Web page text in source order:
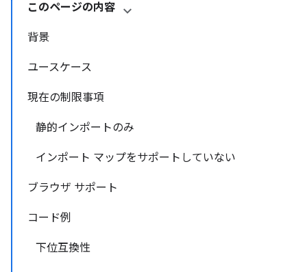
このページの内容
背景
ユースケース
現在の制限事項
静的インポートのみ
インポート マップをサポートしていない
ブラウザ サポート
コード例
下位互換性